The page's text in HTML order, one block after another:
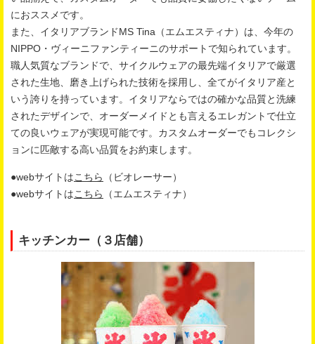
におススメです。
また、イタリアブランドMS Tina（エムエスティナ）は、今年の
NIPPO・ヴィーニファンティーニのサポートで知られています。
職人気質なブランドで、サイクルウェアの最先端イタリアで厳選
された生地、磨き上げられた技術を採用し、全てがイタリア産と
いう誇りを持っています。イタリアならではの確かな品質と洗練
されたデザインで、オーダーメイドとも言えるエレガントで仕立
ての良いウェアが実現可能です。カスタムオーダーでもコレクシ
ョンに匹敵する高い品質をお約束します。
●webサイトはこちら
（ビオレーサー）
●webサイトはこちら （エムエスティナ）
キッチンカー（３店舗）